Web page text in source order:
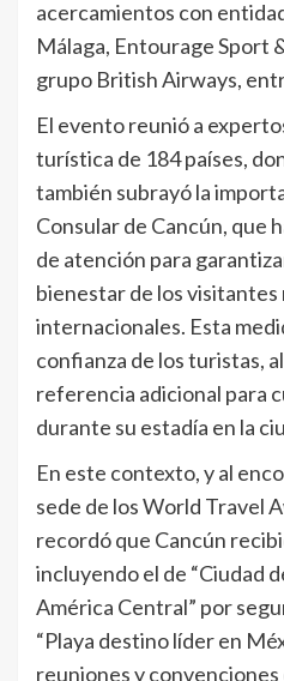
acercamientos con
Málaga, Entourage Sport
grupo British Airways,
El evento reunió a
turística de 184 países,
también subrayó la
Consular de Cancún, que
de atención para
bienestar de los visitantes
internacionales. Esta
confianza de los turistas,
referencia adicional para
durante su estadía en la
En este contexto, y al
sede de los World Travel
recordó que Cancún
incluyendo el de “Ciudad
América Central” por
“Playa destino líder en
reuniones y